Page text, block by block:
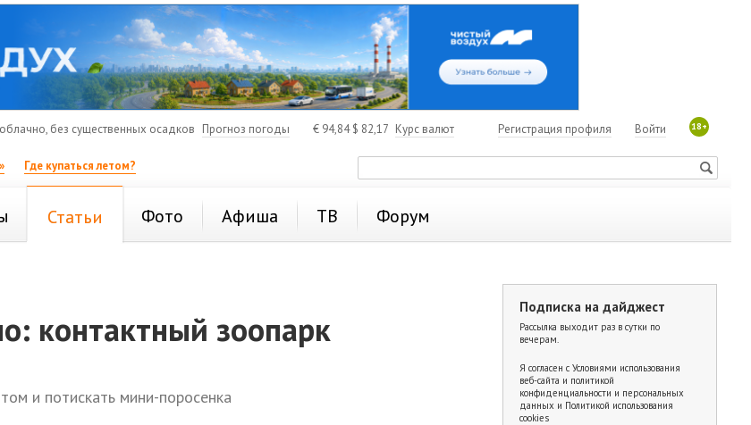
облачно, без существенных осадков Прогноз погоды € 94,84$ 82,17 Курс валют 18+
Войти
Регистрация профиля
Где купаться летом?
Статьи Фото Афиша ТВ Форум
контактный зоопарк
и потискать мини-поросенка
Подписка на дайджест
Рассылка выходит раз в сутки по
вечерам.
Я согласен с Условиями использования
веб-сайта и политикой
конфиденциальности и персональных
данных и Политикой использования
cookies